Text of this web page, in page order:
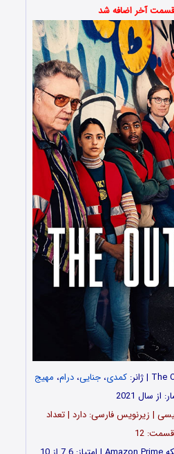
آخر اضافه شد
کمدی،جنایی،درام، مهیج
از سال 2021
| زیرنویس فارسی: دارد | تعداد
قسمت‌‌‌‌‌: 12